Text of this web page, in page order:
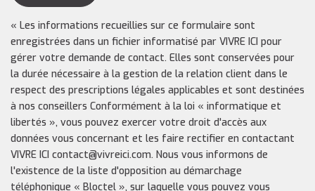
« Les informations recueillies sur ce formulaire sont
enregistrées dans un fichier informatisé par VIVRE ICI pour
gérer votre demande de contact. Elles sont conservées pour
la durée nécessaire à la gestion de la relation client dans le
respect des prescriptions légales applicables et sont destinées
à nos conseillers Conformément à la loi « informatique et
libertés », vous pouvez exercer votre droit d'accès aux
données vous concernant et les faire rectifier en contactant
VIVRE ICI contact@vivreici.com. Nous vous informons de
l'existence de la liste d'opposition au démarchage
téléphonique « Bloctel », sur laquelle vous pouvez vous